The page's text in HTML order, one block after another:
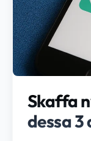
Skaffa
dessa